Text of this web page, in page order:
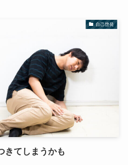
自己啓発
きてしまうかも